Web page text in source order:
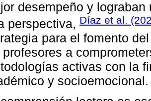
desempeño y
perspectiva, Díaz et al.
para el fomento
profesores a
activas con la
y socioemocional.